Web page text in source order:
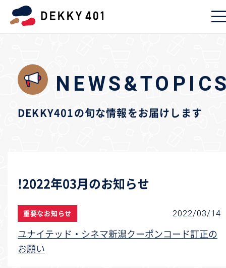
DEKKY401の旬な情報をお届けします
!2022年03月のお知らせ
重要なお知らせ 2022/03/14
ユナイテッド・シネマ新潟クーポンコード訂正の
お願い